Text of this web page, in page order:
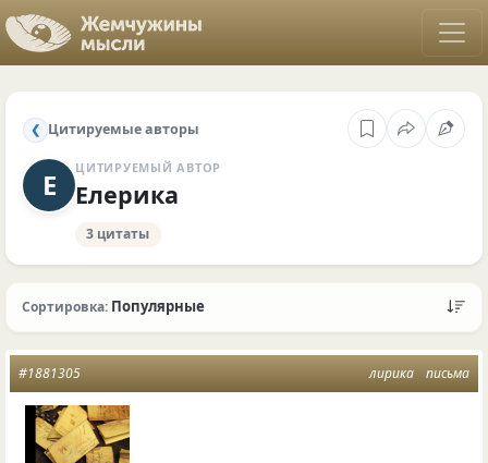
❮ Цитируемые авторы
Е ЦИТИРУЕМЫЙ АВТОР
Елерика
3 цитаты
Сортировка: Популярные
лирика письма
#1881305